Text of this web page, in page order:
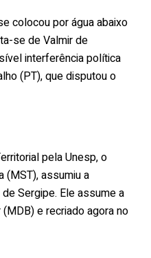
colocou por água abaixo
se de Valmir de
interferência política
(PT), que disputou o
pela Unesp, o
(MST), assumiu a
Sergipe. Ele assume a
e recriado agora no